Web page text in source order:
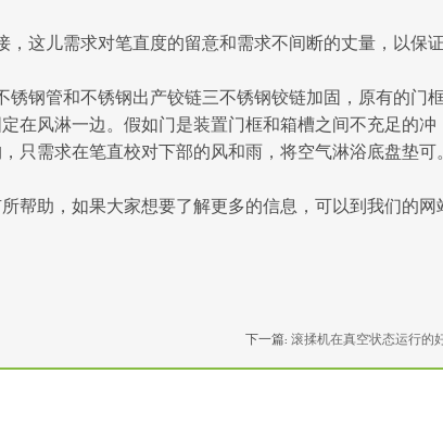
这儿需求对笔直度的留意和需求不间断的丈量，以保证
钢管和不锈钢出产铰链三不锈钢铰链加固，原有的门
在风淋一边。假如门是装置门框和箱槽之间不充足的冲
只需求在笔直校对下部的风和雨，将空气淋浴底盘垫可
帮助，如果大家想要了解更多的信息，可以到我们的网
下一篇: 滚揉机在真空状态运行的